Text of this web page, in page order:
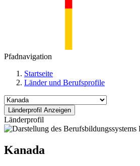
Pfadnavigation
Startseite
Länder und Berufsprofile
Länderprofil
Kanada